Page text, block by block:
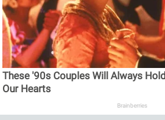
These '90s Couples Will Always
Our Hearts
Brainberries